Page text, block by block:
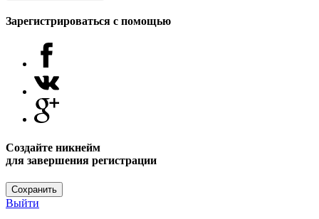
Зарегистрироваться с помощью
Создайте никнейм
для завершения регистрации
Сохранить
Выйти